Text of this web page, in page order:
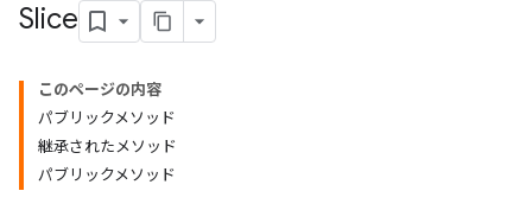
Slice
このページの内容
パブリックメソッド
継承されたメソッド
パブリックメソッド